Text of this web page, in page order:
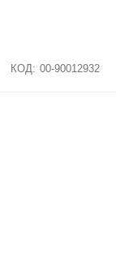
КОД: 00-90012932